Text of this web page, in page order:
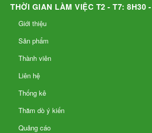
THỜI GIAN LÀM VIỆC T2 - T7: 8H30
Giới thiệu
Sản phẩm
Thành viên
Liên hệ
Thống kê
Thăm dò ý kiến
Quảng cáo